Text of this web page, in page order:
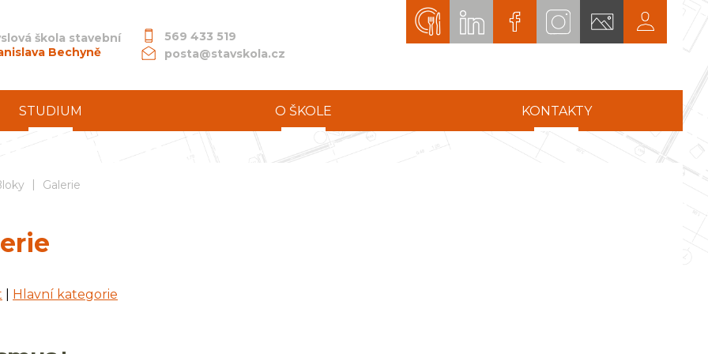
škola stavební
Bechyně
569 433 519
posta@stavskola.cz
STUDIUM O ŠKOLE KONTAKTY
průmyslová škola stavební akademika Stanislava Bechyně
| Galerie
Hlavní kategorie